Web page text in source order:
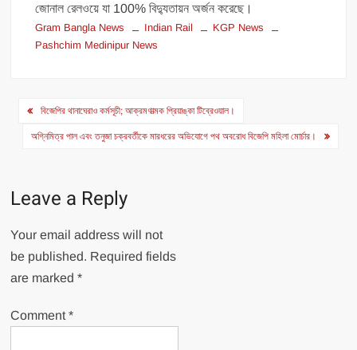
জোনাল রেলওয়ে যা 100% বিদ্যুতায়ন অর্জন করেছে।
Gram Bangla News Indian Rail
KGP News
Pashchim Medinipur News
Post
navigation
বিজেপির থানাঘেরাও কর্মসূচী; আক্রমণাত্মক প্রিয়াঙ্কা টিব্রেওয়াল।
অগ্নিমিত্র পাল এবং তনুজা চক্রবর্তীকে মারধরের অভিযোগে পথ অবরোধ বিজেপি মহিলা মোর্চার।
Leave a Reply
Your email address will not
be published. Required fields
are marked*
Comment*